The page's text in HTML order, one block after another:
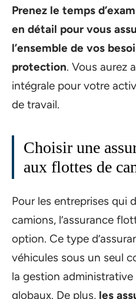
Prenez le temps
en détail pour vous
l’ensemble de vos
protection. Vous aurez
intégrale pour votre
de travail.
Choisir une
aux flottes de
Pour les entreprises qui
camions, l’assurance
option. Ce type
véhicules sous un seul
la gestion
globaux. De plus, les